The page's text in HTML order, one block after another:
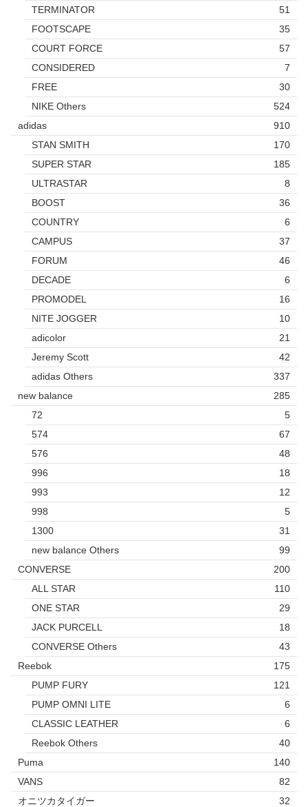
TERMINATOR
51
FOOTSCAPE
35
COURT FORCE
57
CONSIDERED
7
FREE
30
NIKE Others
524
adidas
910
STAN SMITH
170
SUPER STAR
185
ULTRASTAR
8
BOOST
36
COUNTRY
6
CAMPUS
37
FORUM
46
DECADE
6
PROMODEL
16
NITE JOGGER
10
adicolor
21
Jeremy Scott
42
adidas Others
337
new balance
285
72
5
574
67
576
48
996
18
993
12
998
5
1300
31
new balance Others
99
CONVERSE
200
ALL STAR
110
ONE STAR
29
JACK PURCELL
18
CONVERSE Others
43
Reebok
175
PUMP FURY
121
PUMP OMNI LITE
6
CLASSIC LEATHER
6
Reebok Others
40
Puma
140
VANS
82
オニツカタイガー
32